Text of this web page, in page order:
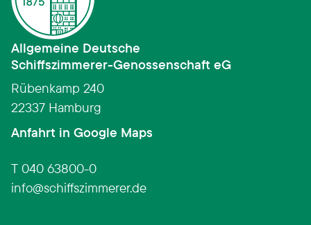
Allgemeine Deutsche
Schiffszimmerer­-­Genossenschaft eG
Rübenkamp 240
22337 Hamburg
Anfahrt in Google Maps
T 040 63800-0
info
schiffszimmerer.de